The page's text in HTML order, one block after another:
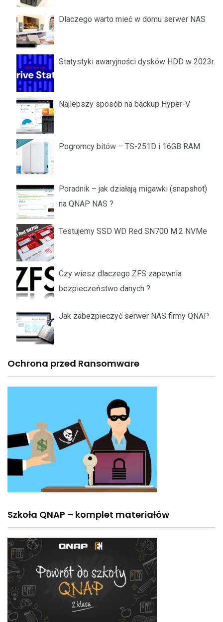
Dlaczego warto mieć w domu serwer NAS
Statystyki awaryjności dysków HDD w 2023r.
Najlepszy sposób na backup Hyper-V
Pogromcy bitów – TS-251D i 16GB RAM
Poradnik – jak działają migawki (snapshot)
na QNAP NAS ?
Testujemy SSD WD Red SN700 M.2 NVMe
Czy wiesz dlaczego ZFS zapewnia
bezpieczeństwo danych ?
Jak zabezpieczyć serwer NAS firmy QNAP
Ochrona przed Ransomware
Szkoła QNAP – komplet materiałów